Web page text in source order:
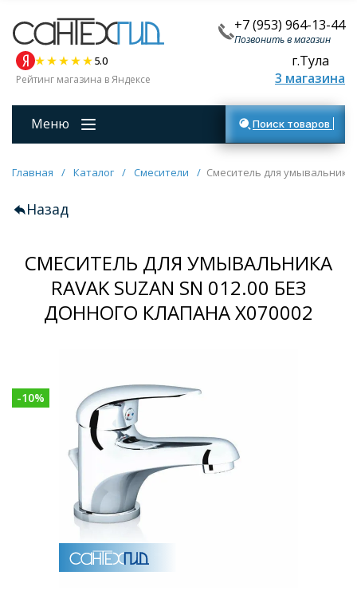
+7 (953) 964-13-44
Позвонить в магазин
5.0
Рейтинг магазина в Яндексе
г.Тула
3 магазина
Меню Поиск товаров
Главная / Каталог / Смесители / Смеситель для умывальника
Назад
СМЕСИТЕЛЬ ДЛЯ УМЫВАЛЬНИКА
RAVAK SUZAN SN 012.00 БЕЗ
ДОННОГО КЛАПАНА X070002
-10%